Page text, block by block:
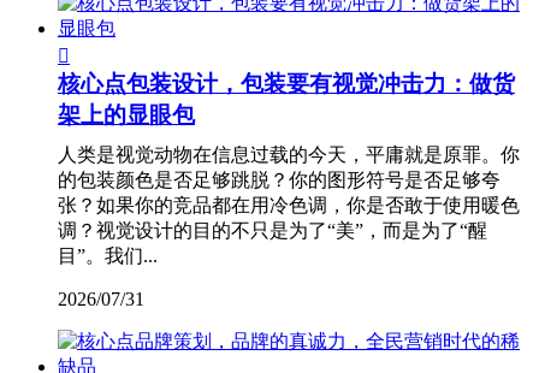

核心点包装设计，包装要有视觉冲击力：做货
架上的显眼包
人类是视觉动物在信息过载的今天，平庸就是原罪。你
的包装颜色是否足够跳脱？你的图形符号是否足够夸
张？如果你的竞品都在用冷色调，你是否敢于使用暖色
调？视觉设计的目的不只是为了“美”，而是为了“醒
目”。我们...
2026/07/31